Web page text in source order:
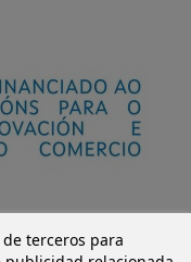
terceros para